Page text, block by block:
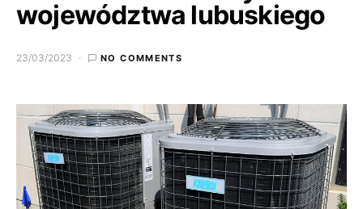
województwa lubuskiego
23/03/2023 NO COMMENTS